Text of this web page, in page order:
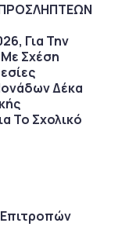
Για Την
Σχέση
Δέκα
Το Σχολικό